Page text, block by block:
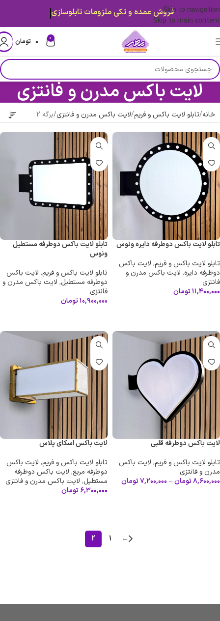
Skip to navigation
Skip to main content
0 ۰ تومان
لایت باکس مدرن و فانتزی
خانه تابلو لایت باکس و فریم لایت باکس مدرن و فانتزی برگه 2
تابلو لایت باکس دوطرفه دایره ونوس
تابلو لایت باکس و فریم, لایت باکس
دوطرفه دایره, لایت باکس مدرن و
فانتزی
۱۱,۴۰۰,۰۰۰تومان
تابلو لایت باکس دوطرفه مستطیل
ونوس
تابلو لایت باکس و فریم, لایت باکس
دوطرفه مستطیل, لایت باکس مدرن و
فانتزی
۱۰,۹۰۰,۰۰۰تومان
لایت باکس دوطرفه قلبی
تابلو لایت باکس و فریم, لایت باکس
مدرن و فانتزی
۸,۶۰۰,۰۰۰تومان– ۷,۲۰۰,۰۰۰تومان
لایت باکس اسکای پلاس
تابلو لایت باکس و فریم, لایت باکس
دوطرفه مربع, لایت باکس دوطرفه
مستطیل, لایت باکس مدرن و فانتزی
۶,۳۰۰,۰۰۰تومان
←
1
2
فروش عمده و تکی ملزومات تابلوسازی